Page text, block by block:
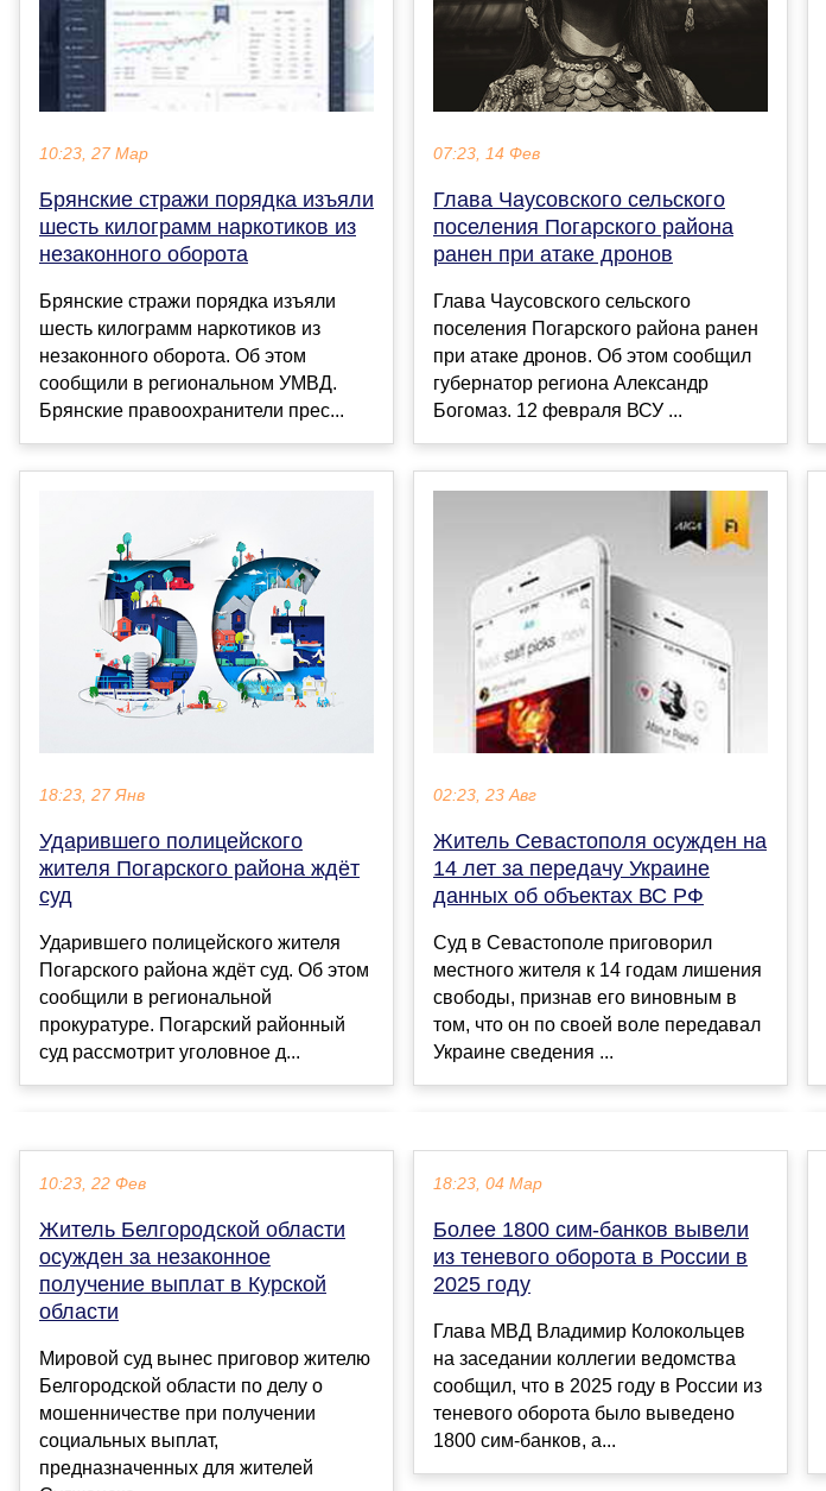
10:23, 27 Мар
Брянские стражи порядка изъяли
шесть килограмм наркотиков из
незаконного оборота
Брянские стражи порядка изъяли
шесть килограмм наркотиков из
незаконного оборота. Об этом
сообщили в региональном УМВД.
Брянские правоохранители прес...
18:23, 27 Янв
Ударившего полицейского
жителя Погарского района ждёт
суд
Ударившего полицейского жителя
Погарского района ждёт суд. Об этом
сообщили в региональной
прокуратуре. Погарский районный
суд рассмотрит уголовное д...
07:23, 14 Фев
Глава Чаусовского сельского
поселения Погарского района
ранен при атаке дронов
Глава Чаусовского сельского
поселения Погарского района ранен
при атаке дронов. Об этом сообщил
губернатор региона Александр
Богомаз. 12 февраля ВСУ ...
02:23, 23 Авг
Житель Севастополя осужден на
14 лет за передачу Украине
данных об объектах ВС РФ
Суд в Севастополе приговорил
местного жителя к 14 годам лишения
свободы, признав его виновным в
том, что он по своей воле передавал
Украине сведения ...
10:23, 22 Фев
Житель Белгородской области
осужден за незаконное
получение выплат в Курской
области
Мировой суд вынес приговор жителю
Белгородской области по делу о
мошенничестве при получении
социальных выплат,
предназначенных для жителей
18:23, 04 Мар
Более 1800 сим-банков вывели
из теневого оборота в России в
2025 году
Глава МВД Владимир Колокольцев
на заседании коллегии ведомства
сообщил, что в 2025 году в России из
теневого оборота было выведено
1800 сим-банков, а...